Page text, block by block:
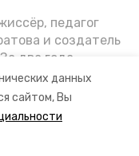
данных
сайтом, Вы
педагог
и создатель
два года
спектаклей,
как стал
труппу,
«Портала
невыплату